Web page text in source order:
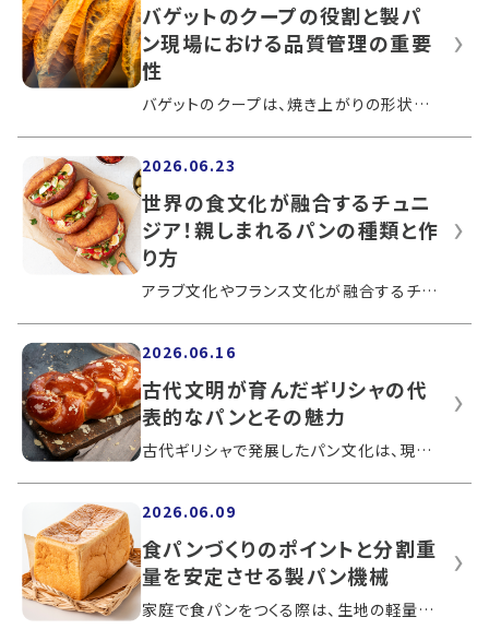
バゲットのクープの役割と製パ
ン現場における品質管理の重要
性
バゲットのクープは、焼き上がりの形状や食感に影響を与える重要な工程です。美しいクープを安定して実現するためには、適切な加工技術だけ...
2026.06.23
世界の食文化が融合するチュニ
ジア！親しまれるパンの種類と作
り方
アラブ文化やフランス文化が融合するチュニジアでは、パンが毎日の食卓に欠かせない主食として親しまれています。この記事では、地域ごとに...
2026.06.16
古代文明が育んだギリシャの代
表的なパンとその魅力
古代ギリシャで発展したパン文化は、現代の地中海食だけでなく、世界のパン文化にも影響を与えています。古代から受け継がれてきた発酵や焼...
2026.06.09
食パンづくりのポイントと分割重
量を安定させる製パン機械
家庭で食パンをつくる際は、生地の軽量や分割の工程に注意が必要です。食パンを大量生産する製パン現場では、製パン機械を活用し品質の安定...